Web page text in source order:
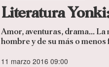
Literatura
Amor, aventuras, drama… La
hombre y de su más o
11 marzo 2016 09:00